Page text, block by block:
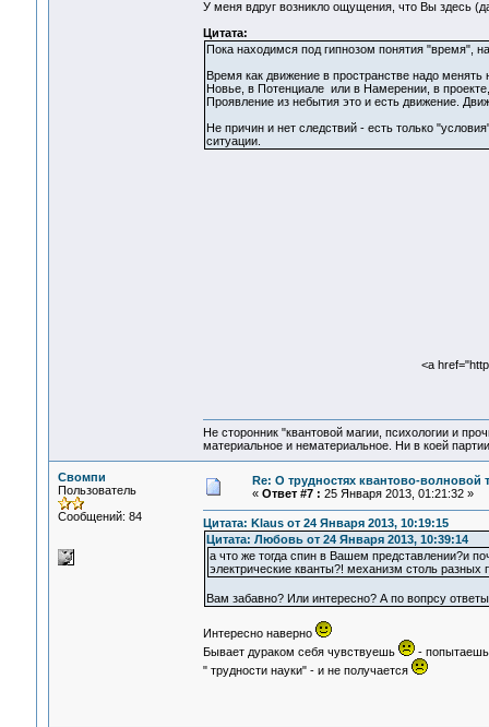
У меня вдруг возникло ощущения, что Вы здесь
Цитата:
Пока находимся под гипнозом понятия "время",
Время как движение в пространстве надо
Новье, в Потенциале или в Намерении, в
Проявление из небытия это и есть движение.
Не причин и нет следствий - есть только
ситуации.
<a
Не сторонник "квантовой магии, психологии и
материальное и нематериальное. Ни в коей
Свомпи
Пользователь
Сообщений: 84
Re: О трудностях квантово-волновой
« Ответ #7 : 25 Января 2013, 01:21:32 »
Цитата: Klaus от 24 Января 2013, 10:19:15
Цитата: Любовь от 24 Января 2013, 10:39:14
а что же тогда спин в Вашем представлении?и
электрические кванты?! механизм столь разных
Вам забавно? Или интересно? А по вопрсу
Интересно наверно
Бывает дураком себя чувствуешь
-
" трудности науки" - и не получается